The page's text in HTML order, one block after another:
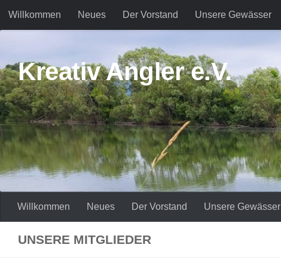
Zum Inhalt springen
Willkommen Neues Der Vorstand Unsere Gewässer
Kreativ Angler e.V.
Willkommen Neues Der Vorstand Unsere Gewässer
UNSERE MITGLIEDER